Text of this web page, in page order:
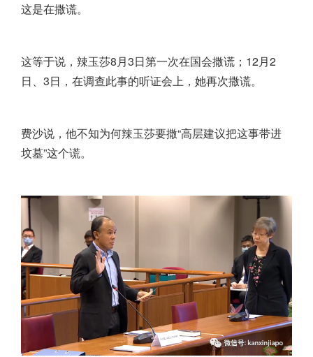
这是在撒谎。
这等于说，辣玉莎8月3日第一次在国会撒谎；12月2
日、3日，在调查此事的听证会上，她再次撒谎。
费沙说，他不知为何辣玉莎要撒“高层建议把这事带进
坟墓”这个谎。